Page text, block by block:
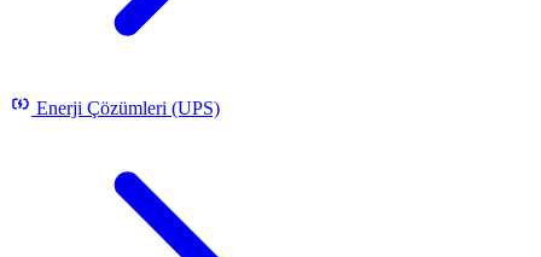
Enerji Çözümleri (UPS)